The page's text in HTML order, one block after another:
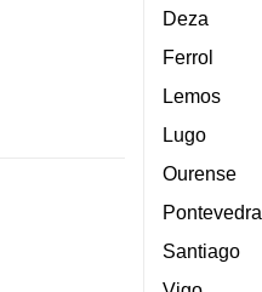
Deza
Ferrol
Lemos
Lugo
Ourense
Pontevedra
Santiago